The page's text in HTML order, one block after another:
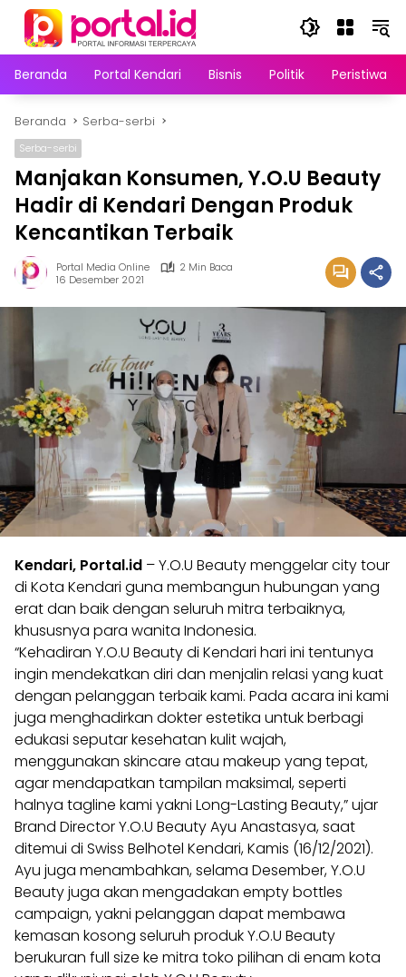
Langsung
konten
Beranda
Portal Kendari Bisnis Politik Peristiwa
Beranda Serba-serbi
Serba-serbi
Manjakan Konsumen, Y.O.U Beauty
Hadir di Kendari Dengan Produk
Kencantikan Terbaik
Portal Media Online
2 Min Baca
16 Desember 2021
Kendari, Portal.id – Y.O.U Beauty menggelar city tour
di Kota Kendari guna membangun hubungan yang
erat dan baik dengan seluruh mitra terbaiknya,
khususnya para wanita Indonesia.
“Kehadiran Y.O.U Beauty di Kendari hari ini tentunya
ingin mendekatkan diri dan menjalin relasi yang kuat
dengan pelanggan terbaik kami. Pada acara ini kami
juga menghadirkan dokter estetika untuk berbagi
edukasi seputar kesehatan kulit wajah,
menggunakan skincare atau makeup yang tepat,
agar mendapatkan tampilan maksimal, seperti
halnya tagline kami yakni Long-Lasting Beauty,” ujar
Brand Director Y.O.U Beauty Ayu Anastasya, saat
ditemui di Swiss Belhotel Kendari, Kamis (16/12/2021).
Ayu juga menambahkan, selama Desember, Y.O.U
Beauty juga akan mengadakan empty bottles
campaign, yakni pelanggan dapat membawa
kemasan kosong seluruh produk Y.O.U Beauty
berukuran full size ke mitra toko pilihan di enam kota